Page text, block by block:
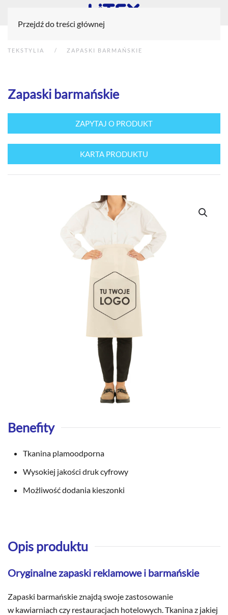
Przejdź do treści głównej
TEKSTYLIA ZAPASKI BARMAŃSKIE
Zapaski barmańskie
ZAPYTAJ O PRODUKT
KARTA PRODUKTU
Benefity
Tkanina plamoodporna
Wysokiej jakości druk cyfrowy
Możliwość dodania kieszonki
Opis produktu
Oryginalne zapaski reklamowe i barmańskie
Zapaski barmańskie znajdą swoje zastosowanie
w kawiarniach czy restauracjach hotelowych. Tkanina z jakiej